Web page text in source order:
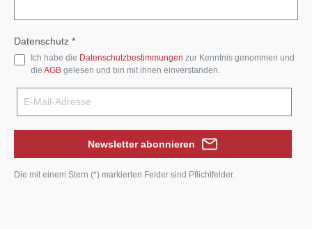
Datenschutz *
Ich habe die Datenschutzbestimmungen zur Kenntnis genommen und
die AGB gelesen und bin mit ihnen einverstanden.
Newsletter abonnieren
Die mit einem Stern (*) markierten Felder sind Pflichtfelder.